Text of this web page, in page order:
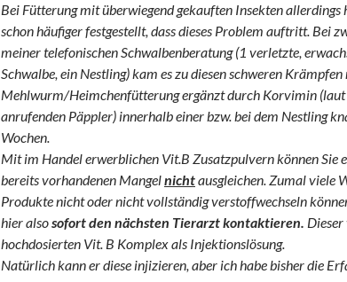
Bei Fütterung mit überwiegend gekauften Insekten allerdings
schon häufiger festgestellt, dass dieses Problem auftritt. Bei
meiner telefonischen Schwalbenberatung (1 verletzte,
Schwalbe, ein Nestling) kam es zu diesen schweren Krämpfen
Mehlwurm/Heimchenfütterung ergänzt durch Korvimin
anrufenden Päppler) innerhalb einer bzw. bei dem Nestling
Wochen.
Mit im Handel erwerblichen Vit.B Zusatzpulvern können Sie
bereits vorhandenen Mangelnichtausgleichen. Zumal viele
Produkte nicht oder nicht vollständig verstoffwechseln
hier alsosofort den nächsten Tierarzt kontaktieren.
hochdosierten Vit. B Komplex als Injektionslösung.
Natürlich kann er diese injizieren, aber ich habe bisher die